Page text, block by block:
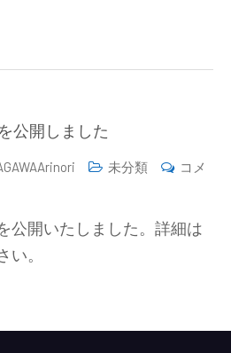
公開しました
未分類
コメ
公開いたしました。詳細は
。